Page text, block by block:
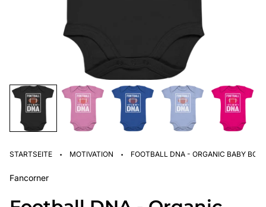
STARTSEITE · MOTIVATION · FOOTBALL DNA - ORGANIC BABY
Fancorner